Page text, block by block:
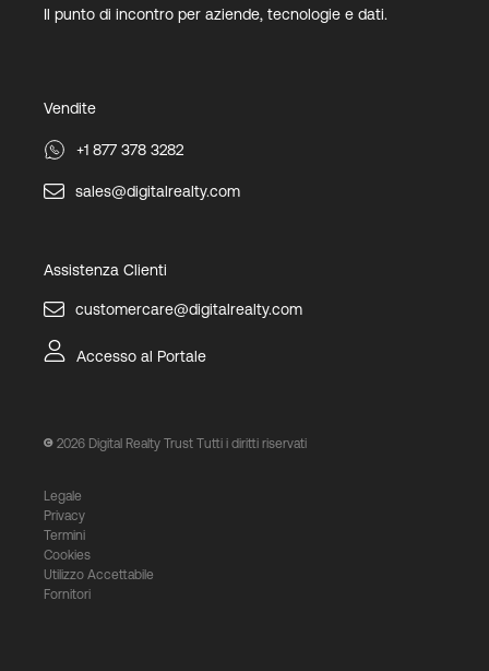
Il punto di incontro per aziende, tecnologie e dati.
Vendite
+1 877 378 3282
sales@digitalrealty.com
Assistenza Clienti
customercare@digitalrealty.com
Accesso al Portale
2026 Digital Realty Trust Tutti i diritti riservati
Legale
Privacy
Termini
Cookies
Utilizzo Accettabile
Fornitori